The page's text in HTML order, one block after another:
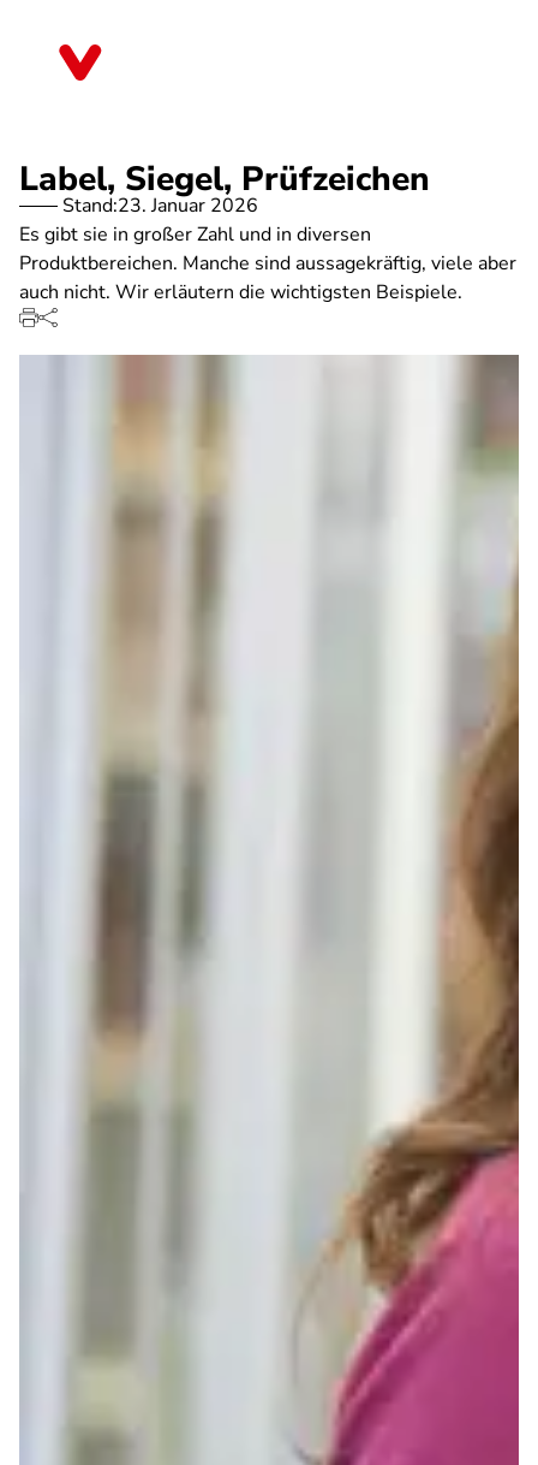
Label, Siegel, Prüfzeichen
Stand:23. Januar 2026
Es gibt sie in großer Zahl und in diversen
Produktbereichen. Manche sind aussagekräftig, viele aber
auch nicht. Wir erläutern die wichtigsten Beispiele.